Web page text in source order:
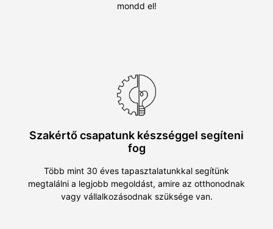
mondd el!
Szakértő csapatunk készséggel segíteni
fog
Több mint 30 éves tapasztalatunkkal segítünk
megtalálni a legjobb megoldást, amire az otthonodnak
vagy vállalkozásodnak szüksége van.